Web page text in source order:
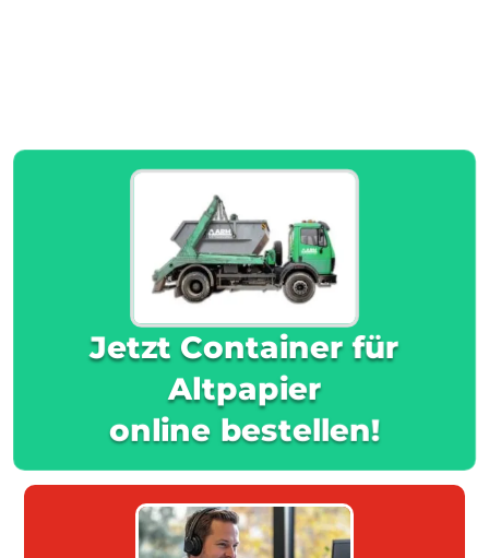
Jetzt Container für
Altpapier
online bestellen!